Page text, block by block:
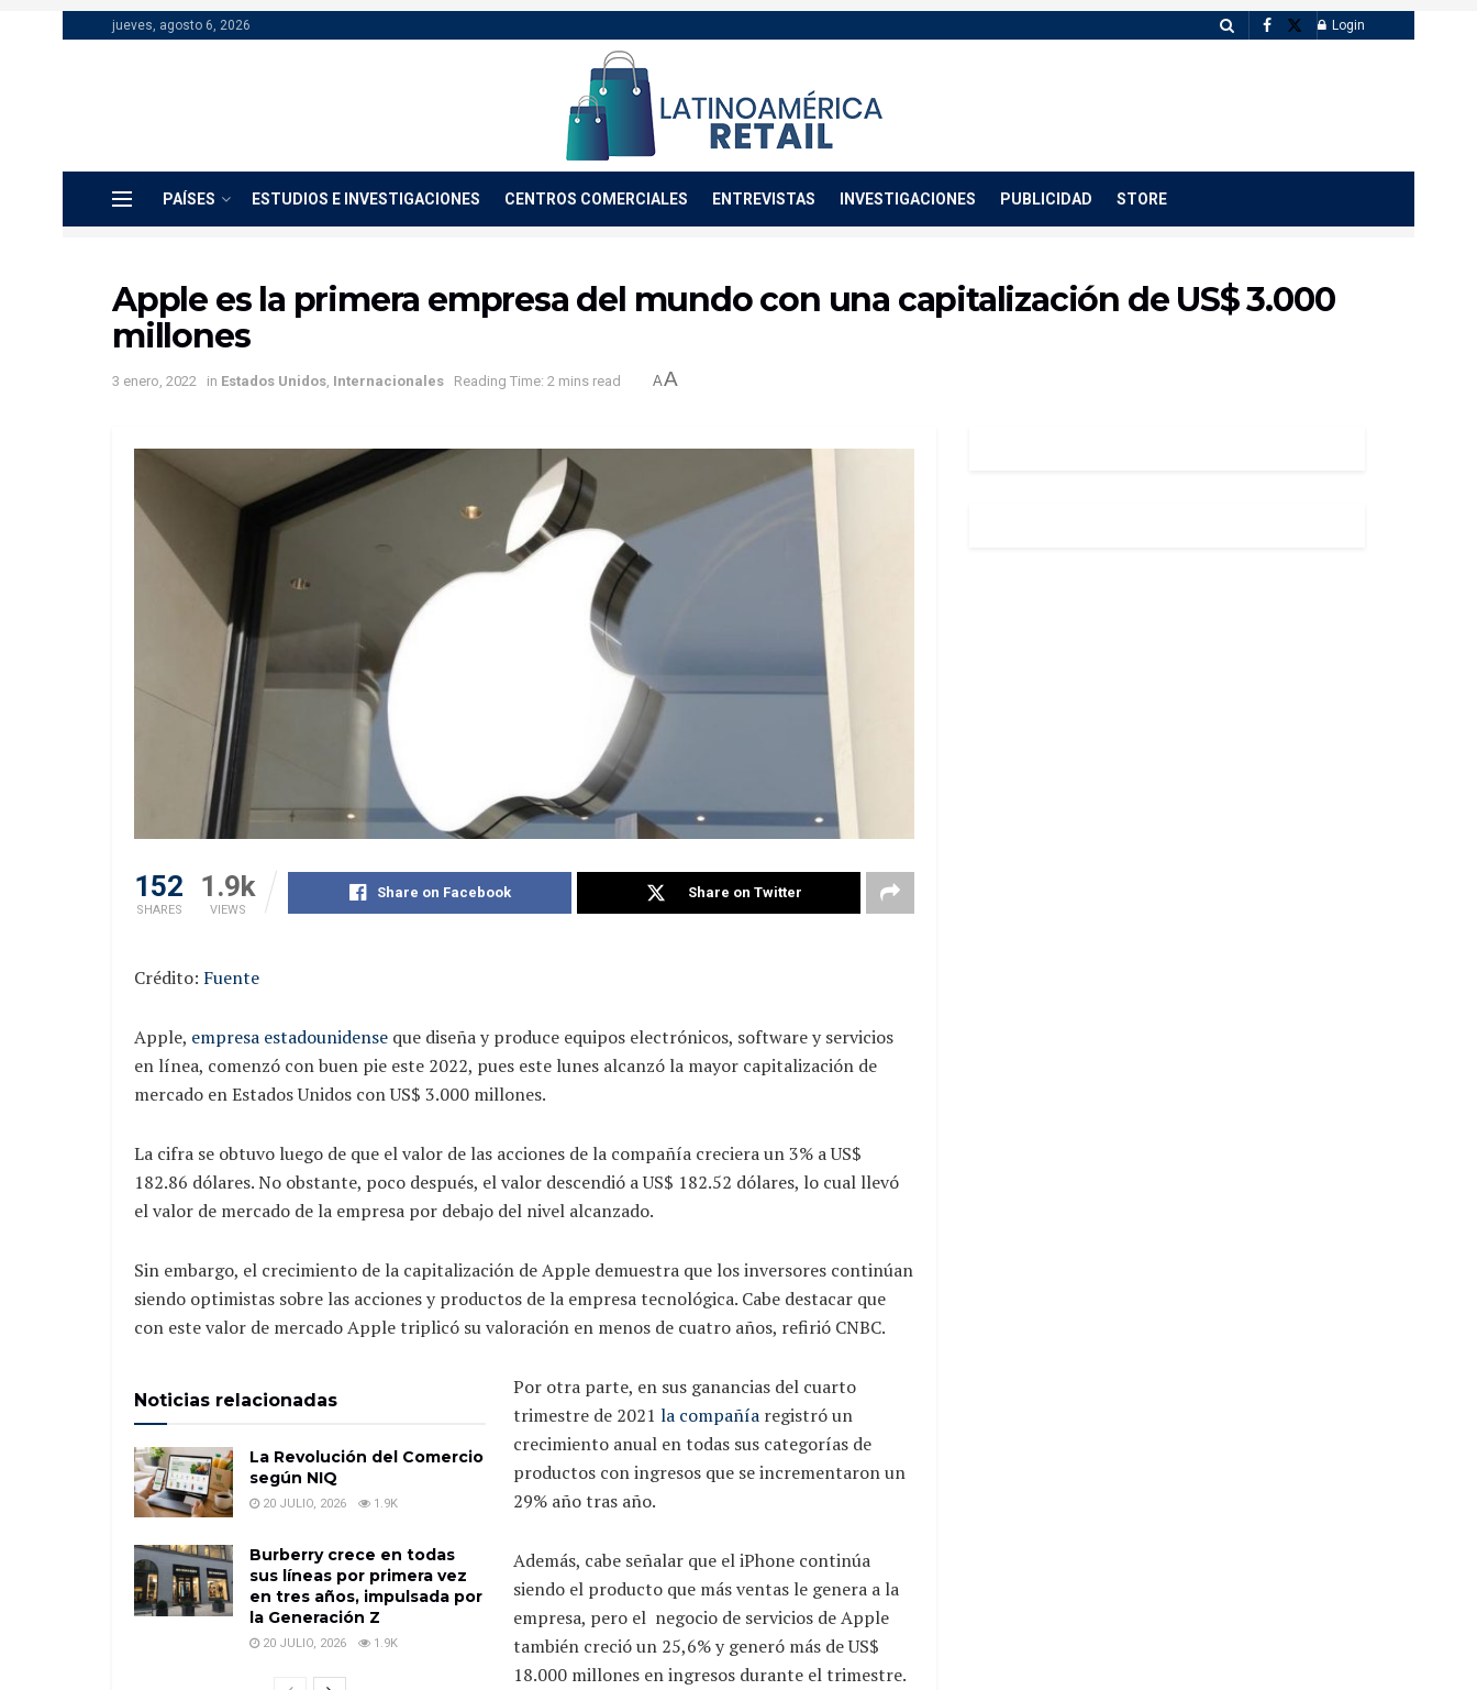
jueves, agosto 6, 2026 Login
PAÍSES ESTUDIOS E INVESTIGACIONES CENTROS COMERCIALES ENTREVISTAS INVESTIGACIONES PUBLICIDAD STORE
Apple es la primera empresa del mundo con una capitalización de US$ 3.000
millones
3 enero, 2022 in Estados Unidos, Internacionales Reading Time: 2 mins read AA
152
SHARES
1.9k
VIEWS
Share on Facebook Share on Twitter
Crédito: Fuente
Apple, empresa estadounidense que diseña y produce equipos electrónicos, software y servicios
en línea, comenzó con buen pie este 2022, pues este lunes alcanzó la mayor capitalización de
mercado en Estados Unidos con US$ 3.000 millones.
La cifra se obtuvo luego de que el valor de las acciones de la compañía creciera un 3% a US$
182.86 dólares. No obstante, poco después, el valor descendió a US$ 182.52 dólares, lo cual llevó
el valor de mercado de la empresa por debajo del nivel alcanzado.
Sin embargo, el crecimiento de la capitalización de Apple demuestra que los inversores continúan
siendo optimistas sobre las acciones y productos de la empresa tecnológica. Cabe destacar que
con este valor de mercado Apple triplicó su valoración en menos de cuatro años, refirió CNBC.
Noticias relacionadas
La Revolución del Comercio
según NIQ
20 JULIO, 2026 1.9K
Burberry crece en todas
sus líneas por primera vez
en tres años, impulsada por
la Generación Z
20 JULIO, 2026 1.9K
Por otra parte, en sus ganancias del cuarto
trimestre de 2021 la compañía registró un
crecimiento anual en todas sus categorías de
productos con ingresos que se incrementaron un
29% año tras año.
Además, cabe señalar que el iPhone continúa
siendo el producto que más ventas le genera a la
empresa, pero el negocio de servicios de Apple
también creció un 25,6% y generó más de US$
18.000 millones en ingresos durante el trimestre.